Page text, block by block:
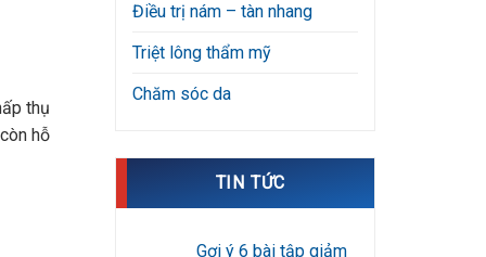
thụ
hỗ
Điều trị nám – tàn nhang
Triệt lông thẩm mỹ
Chăm sóc da
TIN TỨC
Gợi ý 6 bài tập giảm